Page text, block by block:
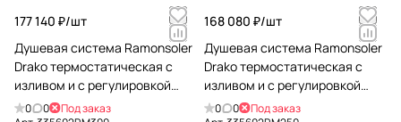
177 140 ₽/шт
Душевая система Ramonsoler
Drako термостатическая с
изливом и с регулировкой
высоты 335602RM300
0 0
Под заказ
168 080 ₽/шт
Душевая система Ramonsoler
Drako термостатическая с
изливом и с регулировкой
высоты 335602RM250
0 0
Под заказ